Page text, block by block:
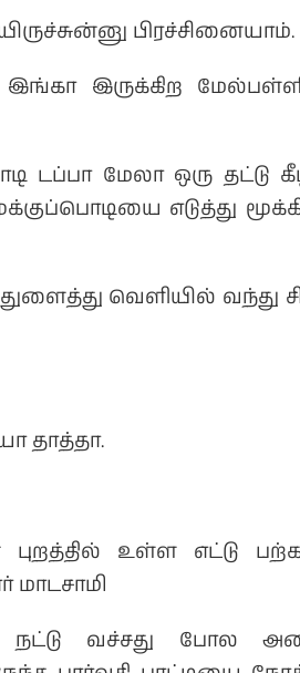
பிரச்சினையாம்.
இங்கா இருக்கிற
டப்பா மேலா ஒரு தட்டு
எடுத்து
வெளியில் வந்து
தாத்தா.
உள்ள எட்டு
மாடசாமி
நட்டு வச்சது போல